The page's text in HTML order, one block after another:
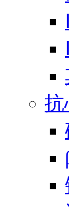
抗